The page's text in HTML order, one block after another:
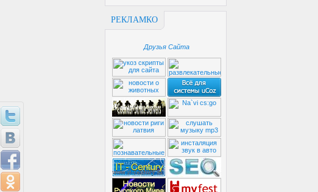
РЕКЛАМКО
Друзья Сайта